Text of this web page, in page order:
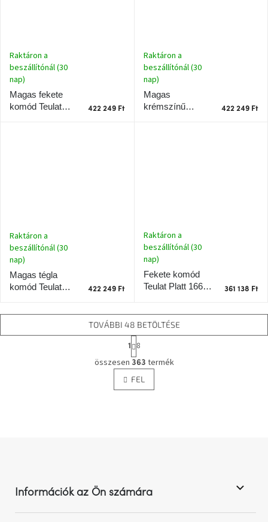
Magas fekete
komód Teulat
Raktáron a
beszállítónál (30
nap)
422 249 Ft
Magas
krémszínű
Raktáron a
beszállítónál (30
nap)
422 249 Ft
Magas tégla
komód Teulat
Raktáron a
beszállítónál (30
nap)
422 249 Ft
Fekete komód
Teulat Platt 166 x
Raktáron a
beszállítónál (30
nap)
361 138 Ft
L
i
s
t
á
e
TOVÁBBI 48 BETÖLTÉSE
L
a
p
o
z
á
1
8
összesen 363 termék
FEL
Információk az Ön számára